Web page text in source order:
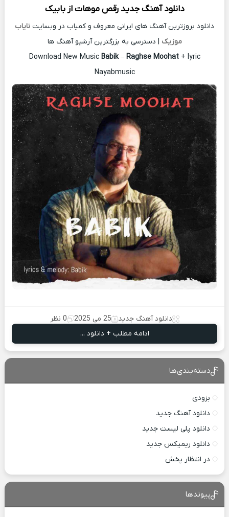
دانلود آهنگ جدید رقص موهات ازبابیک
دانلود بروزترین آهنگ های ایرانی معروف و کمیاب در وبسایت نایاب
موزیک | دسترسی به بزرگترین آرشیو آهنگ ها
Download New Music Babik– Raghse Moohat+ lyric
Nayabmusic
دانلود آهنگ جدید 25 می 2025
0 نظر
ادامه مطلب + دانلود ...
دسته‌بندی‌ها
بزودی
دانلود آهنگ جدید
دانلود پلی لیست جدید
دانلود ریمیکس جدید
در انتظار پخش
پیوندها